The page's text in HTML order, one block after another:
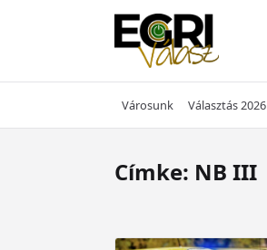
Városunk Választás 2026
Címke: NB III